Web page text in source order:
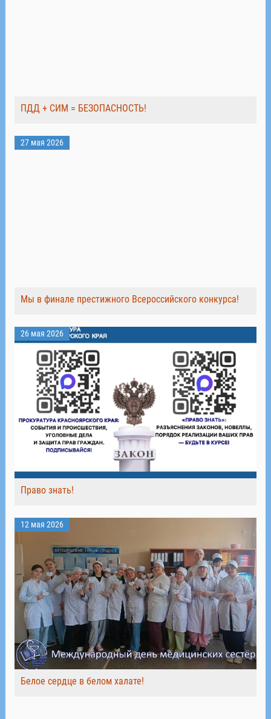
ПДД + СИМ = БЕЗОПАСНОСТЬ!
27 мая 2026
Мы в финале престижного Всероссийского конкурса!
26 мая 2026
Право знать!
12 мая 2026
Белое сердце в белом халате!